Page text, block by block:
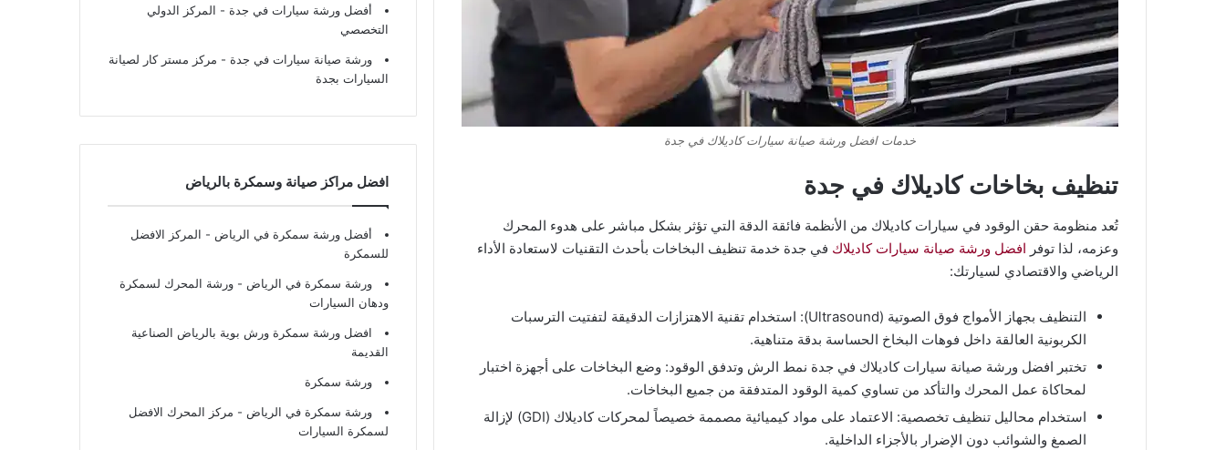
خدمات افضل ورشة صيانة سيارات كاديلاك في جدة
تنظيف بخاخات كاديلاك في جدة
تُعد منظومة حقن الوقود في سيارات كاديلاك من الأنظمة فائقة الدقة التي تؤثر بشكل مباشر على هدوء المحرك
وعزمه، لذا توفر افضل ورشة صيانة سيارات كاديلاك في جدة خدمة تنظيف البخاخات بأحدث التقنيات لاستعادة الأداء
الرياضي والاقتصادي لسيارتك:
التنظيف بجهاز الأمواج فوق الصوتية (Ultrasound): استخدام تقنية الاهتزازات الدقيقة لتفتيت الترسبات
الكربونية العالقة داخل فوهات البخاخ الحساسة بدقة متناهية.
تختبر افضل ورشة صيانة سيارات كاديلاك في جدة نمط الرش وتدفق الوقود: وضع البخاخات على أجهزة اختبار
لمحاكاة عمل المحرك والتأكد من تساوي كمية الوقود المتدفقة من جميع البخاخات.
استخدام محاليل تنظيف تخصصية: الاعتماد على مواد كيميائية مصممة خصيصاً لمحركات كاديلاك (GDI) لإزالة
الصمغ والشوائب دون الإضرار بالأجزاء الداخلية.
أفضل ورشة سيارات في جدة - المركز الدولي
التخصصي
ورشة صيانة سيارات في جدة - مركز مستر كار لصيانة
السيارات بجدة
افضل مراكز صيانة وسمكرة بالرياض
أفضل ورشة سمكرة في الرياض - المركز الافضل
للسمكرة
ورشة سمكرة في الرياض - ورشة المحرك لسمكرة
ودهان السيارات
افضل ورشة سمكرة ورش بوية بالرياض الصناعية
القديمة
ورشة سمكرة
ورشة سمكرة في الرياض - مركز المحرك الافضل
لسمكرة السيارات